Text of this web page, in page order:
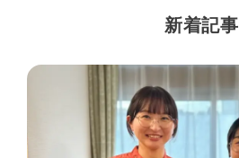
新着記事